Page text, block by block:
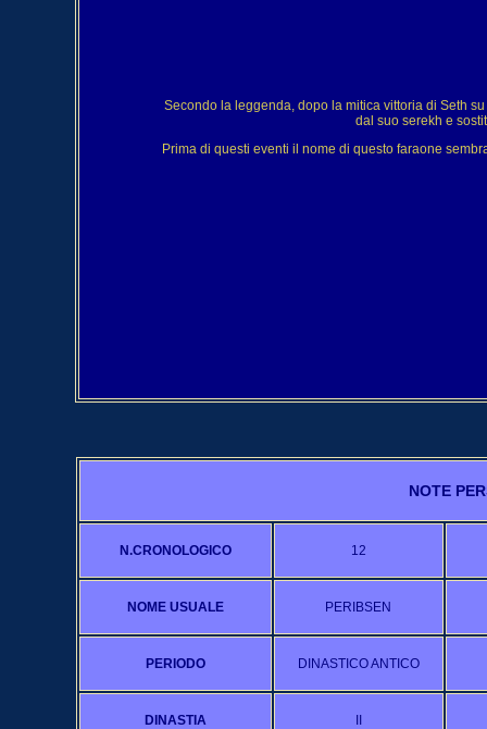
Secondo la leggenda, dopo la mitica vittoria di Seth
dal suo serekh e
Prima di questi eventi il nome di questo faraone
NOTE
N.CRONOLOGICO 12
NOME USUALE PERIBSEN
PERIODO DINASTICO ANTICO
DINASTIA